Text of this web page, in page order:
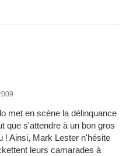
met en scène la délinquance
que s'attendre à un bon gros
! Ainsi, Mark Lester n'hésite
leurs camarades à